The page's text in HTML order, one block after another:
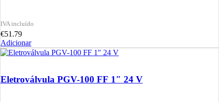
€51.79
Adicionar
Eletroválvula PGV-100 FF 1″ 24 V